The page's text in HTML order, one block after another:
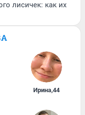
лисичек: как их
Ирина,44